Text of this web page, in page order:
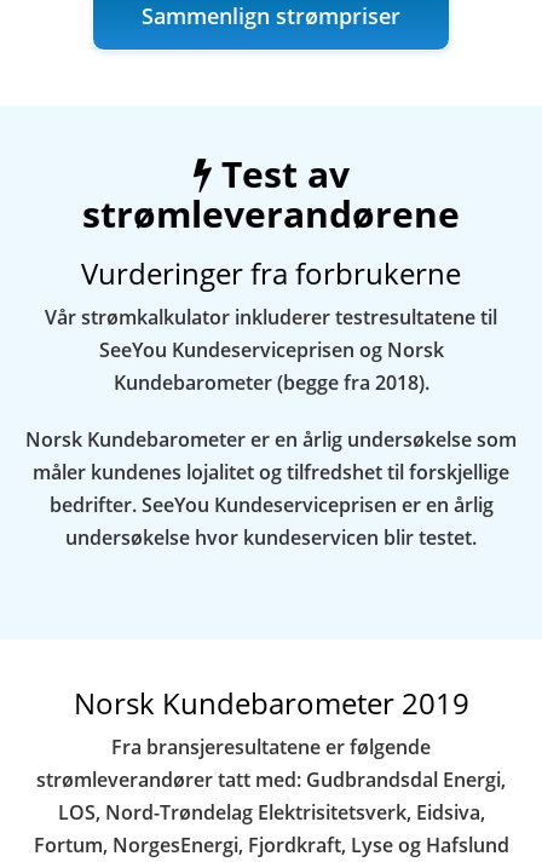
Sammenlign strømpriser
Test av
strømleverandørene
Vurderinger fra forbrukerne
Vår strømkalkulator inkluderer testresultatene til
SeeYou Kundeserviceprisen og Norsk
Kundebarometer (begge fra 2018).
Norsk Kundebarometer er en årlig undersøkelse som
måler kundenes lojalitet og tilfredshet til forskjellige
bedrifter. SeeYou Kundeserviceprisen er en årlig
undersøkelse hvor kundeservicen blir testet.
Norsk Kundebarometer 2019
Fra bransjeresultatene er følgende
strømleverandører tatt med: Gudbrandsdal Energi,
LOS, Nord-Trøndelag Elektrisitetsverk, Eidsiva,
Fortum, NorgesEnergi, Fjordkraft, Lyse og Hafslund